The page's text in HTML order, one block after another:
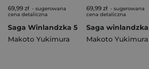
69,99 zł - sugerowana
cena detaliczna
Saga Winlandzka 5
Makoto Yukimura
69,99 zł - sugerowana
cena detaliczna
Makoto Yukimura